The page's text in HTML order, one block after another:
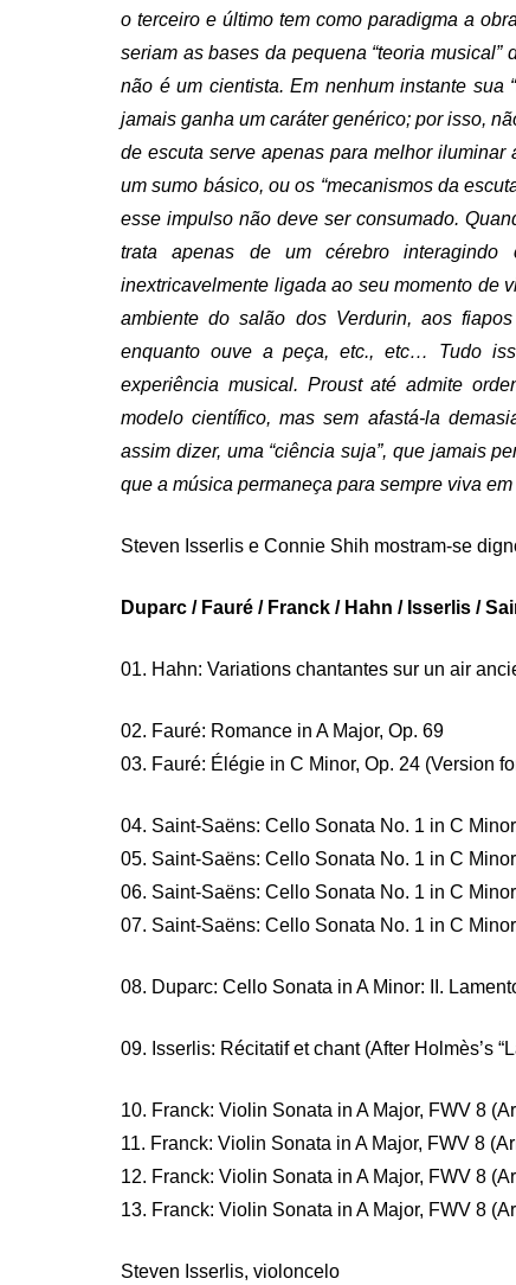
o terceiro e último tem como paradigma a
seriam as bases da pequena “teoria
não é um cientista. Em nenhum instante sua
jamais ganha um caráter genérico; por isso,
de escuta serve apenas para melhor
um sumo básico, ou os “mecanismos da
esse impulso não deve ser consumado.
trata apenas de um cérebro interagindo
inextricavelmente ligada ao seu momento de
ambiente do salão dos Verdurin, aos
enquanto ouve a peça, etc., etc… Tudo
experiência musical. Proust até admite
modelo científico, mas sem afastá-la
assim dizer, uma “ciência suja”, que jamais
que a música permaneça para sempre viva
Steven Isserlis e Connie Shih mostram-se
Duparc / Fauré / Franck / Hahn / Isserlis /
01. Hahn: Variations chantantes sur un air
02. Fauré: Romance in A Major, Op. 69
03. Fauré: Élégie in C Minor, Op. 24 (Version
04. Saint-Saëns: Cello Sonata No. 1 in C
05. Saint-Saëns: Cello Sonata No. 1 in C
06. Saint-Saëns: Cello Sonata No. 1 in C
07. Saint-Saëns: Cello Sonata No. 1 in C
08. Duparc: Cello Sonata in A Minor: II.
09. Isserlis: Récitatif et chant (After Holmès’s
10. Franck: Violin Sonata in A Major, FWV 8
11. Franck: Violin Sonata in A Major, FWV 8
12. Franck: Violin Sonata in A Major, FWV 8
13. Franck: Violin Sonata in A Major, FWV 8
Steven Isserlis, violoncelo